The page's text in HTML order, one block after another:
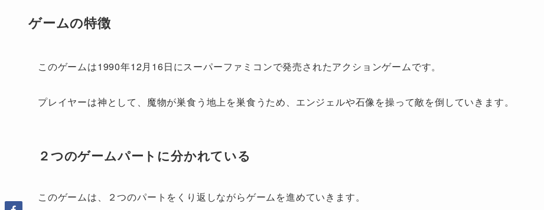
ゲームの特徴
このゲームは1990年12月16日にスーパーファミコンで発売されたアクションゲームです。
プレイヤーは神として、魔物が巣食う地上を巣食うため、エンジェルや石像を操って敵を倒していきます。
２つのゲームパートに分かれている
このゲームは、２つのパートをくり返しながらゲームを進めていきます。